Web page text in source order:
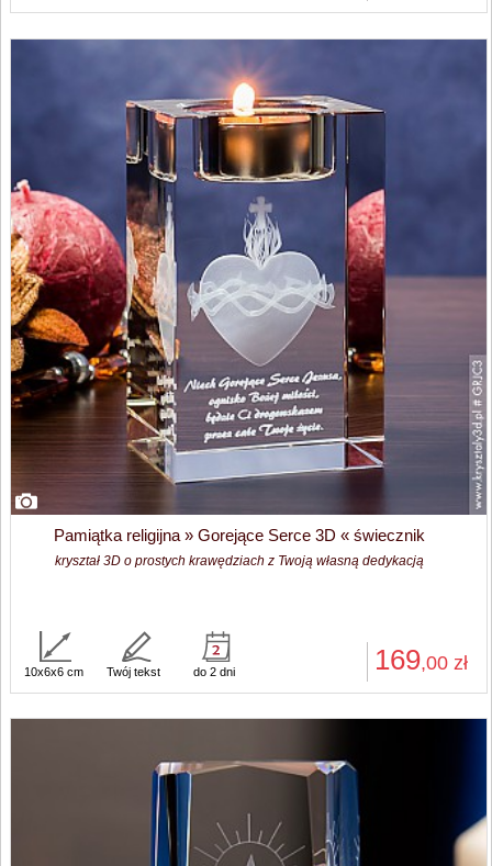
Pamiątka religijna » Gorejące Serce 3D « świecznik
kryształ 3D o prostych krawędziach z Twoją własną dedykacją
169,00 zł
10x6x6 cm Twój tekst do 2 dni